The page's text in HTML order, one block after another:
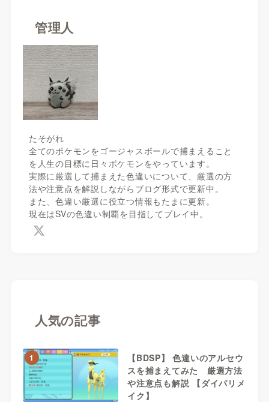
管理人
たそがれ
全てのポケモンをゴージャスボールで捕まえること
を人生の目標に日々ポケモンをやっています。
実際に厳選して捕まえた色違いについて、厳選の方
法や注意点を解説しながらブログ形式で更新中。
また、色違い厳選に役立つ情報もたまに更新。
現在はSVの色違い制覇を目指してプレイ中。
人気の記事
1
【BDSP】 色違いのアルセウ
スを捕まえてみた 厳選方法
や注意点も解説 【ダイパリメ
イク】